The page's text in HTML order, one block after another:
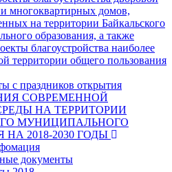
многоквартирных домов,
на территории Байкальского
образования, а также
благоустройства наиболее
территории общего пользования
с праздников открытия
СОВРЕМЕННОЙ
НА ТЕРРИТОРИИ
МУНИЦИПАЛЬНОГО
2018-2030 ГОДЫ
документы